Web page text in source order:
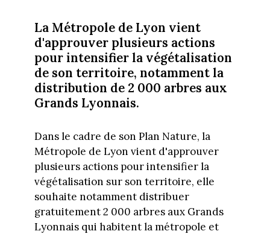
La Métropole de Lyon vient
d'approuver plusieurs actions
pour intensifier la végétalisation
de son territoire, notamment la
distribution de 2 000 arbres aux
Grands Lyonnais.
Dans le cadre de son Plan Nature, la
Métropole de Lyon vient d'approuver
plusieurs actions pour intensifier la
végétalisation sur son territoire, elle
souhaite notamment distribuer
gratuitement 2 000 arbres aux Grands
Lyonnais qui habitent la métropole et